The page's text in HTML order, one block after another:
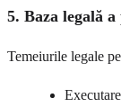
5. Baza legală
Temeiurile legale